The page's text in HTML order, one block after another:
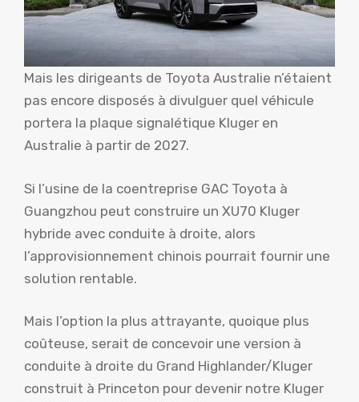
Mais les dirigeants de Toyota Australie n’étaient
pas encore disposés à divulguer quel véhicule
portera la plaque signalétique Kluger en
Australie à partir de 2027.
Si l’usine de la coentreprise GAC Toyota à
Guangzhou peut construire un XU70 Kluger
hybride avec conduite à droite, alors
l’approvisionnement chinois pourrait fournir une
solution rentable.
Mais l’option la plus attrayante, quoique plus
coûteuse, serait de concevoir une version à
conduite à droite du Grand Highlander/Kluger
construit à Princeton pour devenir notre Kluger